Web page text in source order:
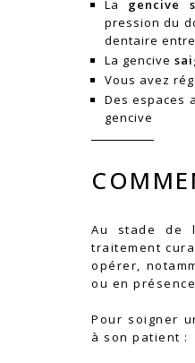
La gencive
pression du
dentaire
La gencive
Vous avez
Des espaces
gencive
Au stade de
traitement
opérer,
ou en
Pour soigner
à son patient :